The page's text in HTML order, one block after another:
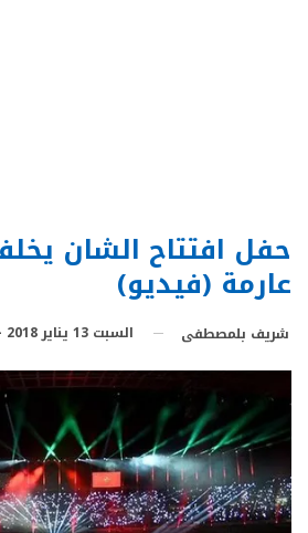
حفل افتتاح الشان
عارمة (فيديو)
شريف بلمصطفى السبت 13 يناير 2018 - 20:33